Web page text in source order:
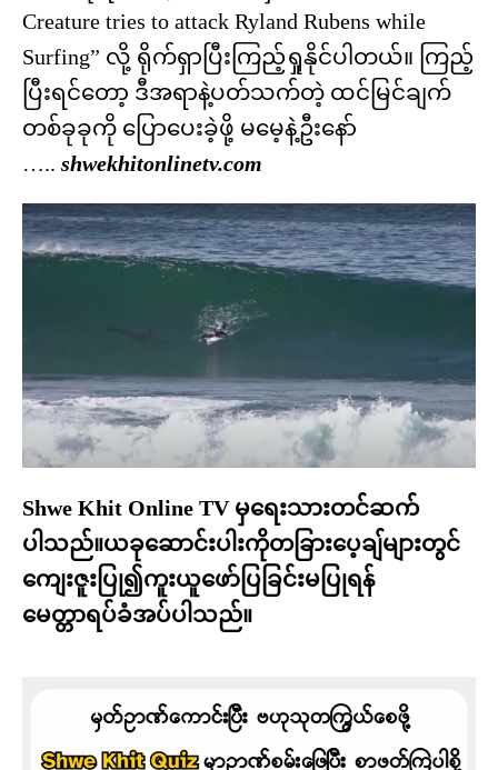
Creature tries to attack Ryland Rubens while
Surfing” လို့ ရိုက်ရှာပြီးကြည့်ရှုနိုင်ပါတယ်။ ကြည့်
ပြီးရင်တော့ ဒီအရာနဲ့ပတ်သက်တဲ့ ထင်မြင်ချက်
တစ်ခုခုကို ပြောပေးခဲ့ဖို့ မမေ့နဲ့ဦးနော်
….. shwekhitonlinetv.com
Shwe Khit Online TV မှရေးသားတင်ဆက်
ပါသည်။ယခုဆောင်းပါးကိုတခြားပေ့ချ်များတွင်
ကျေးဇူးပြု၍ကူးယူဖော်ပြခြင်းမပြုရန်
မေတ္တာရပ်ခံအပ်ပါသည်။